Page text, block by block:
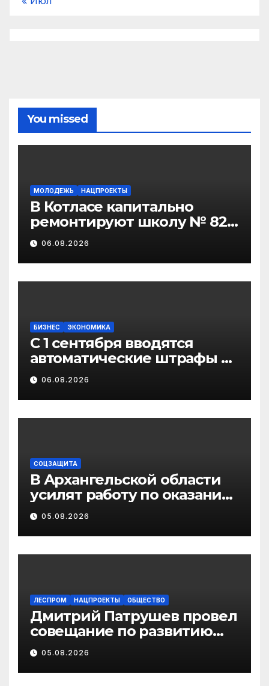
You missed
МОЛОДЕЖЬ НАЦПРОЕКТЫ
В Котласе капитально
ремонтируют школу № 82
и детсад «Золотая рыбка»
06.08.2026
БИЗНЕС ЭКОНОМИКА
С 1 сентября вводятся
автоматические штрафы за
нарушение правил
маркировки в системе
«Честный знак»
06.08.2026
СОЦЗАЩИТА
В Архангельской области
усилят работу по оказанию
бесплатной юридической
помощи ветеранам СВО и
их семьям
05.08.2026
ЛЕСПРОМ НАЦПРОЕКТЫ ОБЩЕСТВО
Дмитрий Патрушев провел
совещание по развитию
экологического туризма на
особо охраняемых
природных территориях
05.08.2026